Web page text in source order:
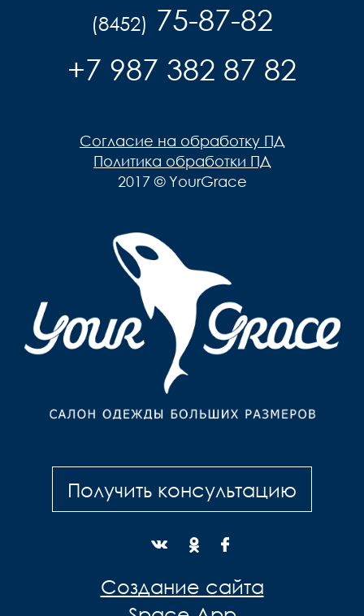
(8452) 75-87-82
+7 987 382 87 82
Согласие на обработку ПД
Политика обработки ПД
2017 © YourGrace
Получить консультацию
Создание сайта